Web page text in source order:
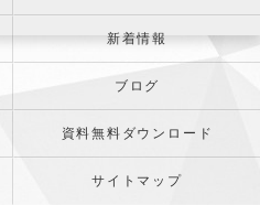
新着情報
ブログ
資料無料ダウンロード
サイトマップ